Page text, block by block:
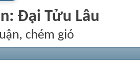
Đại Tửu Lâu
chém gió